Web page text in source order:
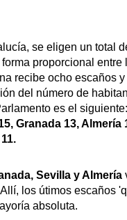
se eligen un total
proporcional entre
recibe ocho escaños
del número de
es el siguiente:
Granada 13, Almería
Sevilla y Almería
los útimos escaños
absoluta.